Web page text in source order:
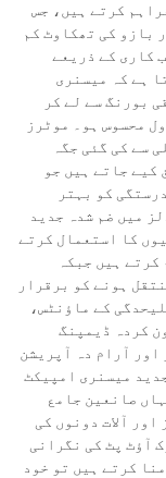
کرتے ہیں، جس
بازو کی تھکاوٹ کم
کاری کے ذریعے
ہے کہ میسنری
بورنگ سے لے کر
محسوس ہو۔ موٹرز
سے کی گئی جگہ
کیے جاتے ہیں جو
کو بہتر
میں ضم شدہ جدید
کا استعمال کرتے
کرتے ہیں جبکہ
ہونے کو برقرار
کے ماؤنٹس،
کردہ ڈیمپنگ
اور آرام دہ آپریشن
میسنری امپیکٹ
صانعین جامع
آلات دونوں کی
آؤٹ پٹ کی نگرانی
کرتے ہیں تو خود